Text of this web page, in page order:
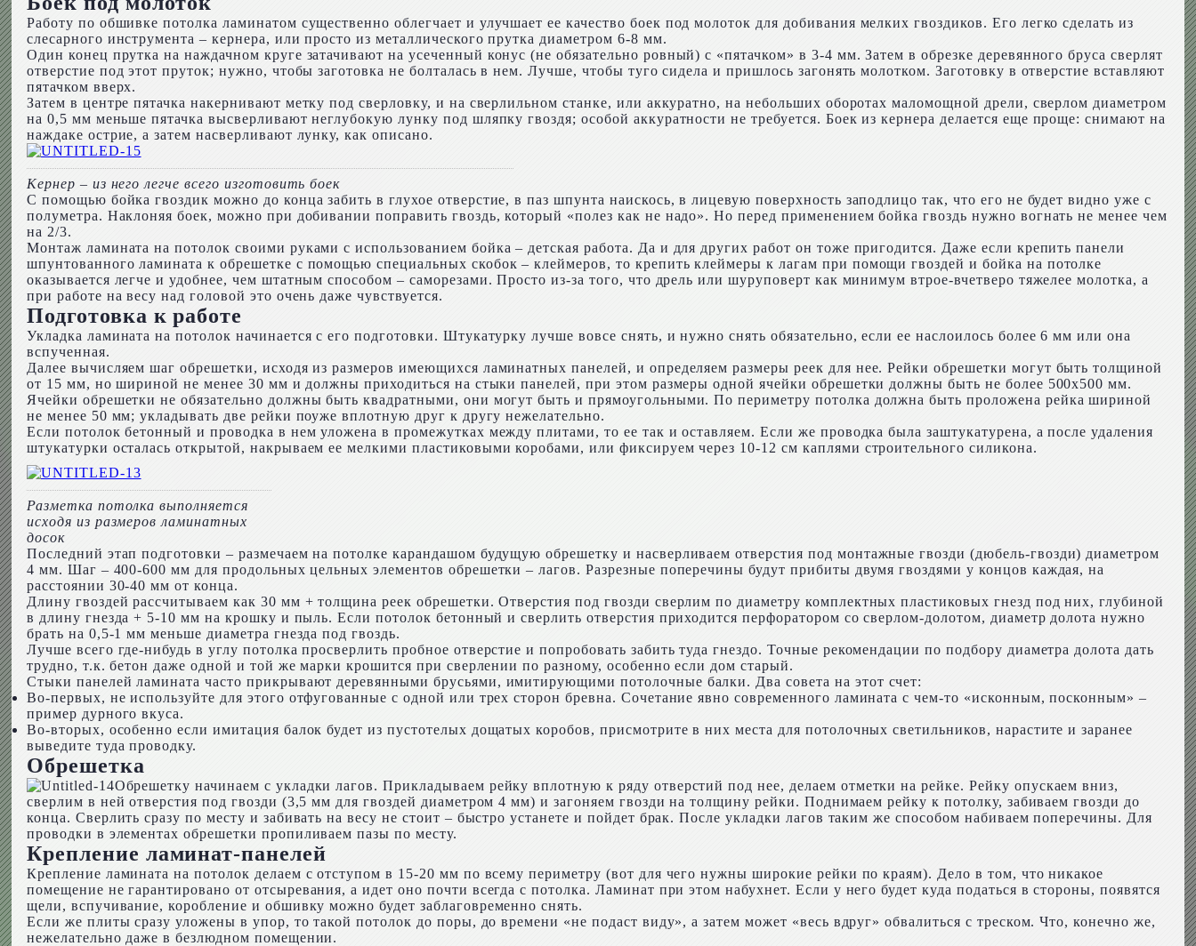
Работу по обшивке потолка ламинатом существенно облегчает и улучшает ее качество боек под молоток для добивания мелких гвоздиков. Его легко сделать из
слесарного инструмента – кернера, или просто из металлического прутка диаметром 6-8 мм.
Один конец прутка на наждачном круге затачивают на усеченный конус (не обязательно ровный) с «пятачком» в 3-4 мм. Затем в обрезке деревянного бруса сверлят
отверстие под этот пруток; нужно, чтобы заготовка не болталась в нем. Лучше, чтобы туго сидела и пришлось загонять молотком. Заготовку в отверстие вставляют
пятачком вверх.
Затем в центре пятачка накернивают метку под сверловку, и на сверлильном станке, или аккуратно, на небольших оборотах маломощной дрели, сверлом диаметром
на 0,5 мм меньше пятачка высверливают неглубокую лунку под шляпку гвоздя; особой аккуратности не требуется. Боек из кернера делается еще проще: снимают на
наждаке острие, а затем насверливают лунку, как описано.
Кернер – из него легче всего изготовить боек
С помощью бойка гвоздик можно до конца забить в глухое отверстие, в паз шпунта наискось, в лицевую поверхность заподлицо так, что его не будет видно уже с
полуметра. Наклоняя боек, можно при добивании поправить гвоздь, который «полез как не надо». Но перед применением бойка гвоздь нужно вогнать не менее чем
на 2/3.
Монтаж ламината на потолок своими руками с использованием бойка – детская работа. Да и для других работ он тоже пригодится. Даже если крепить панели
шпунтованного ламината к обрешетке с помощью специальных скобок – клеймеров, то крепить клеймеры к лагам при помощи гвоздей и бойка на потолке
оказывается легче и удобнее, чем штатным способом – саморезами. Просто из-за того, что дрель или шуруповерт как минимум втрое-вчетверо тяжелее молотка, а
при работе на весу над головой это очень даже чувствуется.
Подготовка к работе
Укладка ламината на потолок начинается с его подготовки. Штукатурку лучше вовсе снять, и нужно снять обязательно, если ее наслоилось более 6 мм или она
вспученная.
Далее вычисляем шаг обрешетки, исходя из размеров имеющихся ламинатных панелей, и определяем размеры реек для нее. Рейки обрешетки могут быть толщиной
от 15 мм, но шириной не менее 30 мм и должны приходиться на стыки панелей, при этом размеры одной ячейки обрешетки должны быть не более 500х500 мм.
Ячейки обрешетки не обязательно должны быть квадратными, они могут быть и прямоугольными. По периметру потолка должна быть проложена рейка шириной
не менее 50 мм; укладывать две рейки поуже вплотную друг к другу нежелательно.
Если потолок бетонный и проводка в нем уложена в промежутках между плитами, то ее так и оставляем. Если же проводка была заштукатурена, а после удаления
штукатурки осталась открытой, накрываем ее мелкими пластиковыми коробами, или фиксируем через 10-12 см каплями строительного силикона.
Разметка потолка выполняется
исходя из размеров ламинатных
досок
Последний этап подготовки – размечаем на потолке карандашом будущую обрешетку и насверливаем отверстия под монтажные гвозди (дюбель-гвозди) диаметром
4 мм. Шаг – 400-600 мм для продольных цельных элементов обрешетки – лагов. Разрезные поперечины будут прибиты двумя гвоздями у концов каждая, на
расстоянии 30-40 мм от конца.
Длину гвоздей рассчитываем как 30 мм + толщина реек обрешетки. Отверстия под гвозди сверлим по диаметру комплектных пластиковых гнезд под них, глубиной
в длину гнезда + 5-10 мм на крошку и пыль. Если потолок бетонный и сверлить отверстия приходится перфоратором со сверлом-долотом, диаметр долота нужно
брать на 0,5-1 мм меньше диаметра гнезда под гвоздь.
Лучше всего где-нибудь в углу потолка просверлить пробное отверстие и попробовать забить туда гнездо. Точные рекомендации по подбору диаметра долота дать
трудно, т.к. бетон даже одной и той же марки крошится при сверлении по разному, особенно если дом старый.
Стыки панелей ламината часто прикрывают деревянными брусьями, имитирующими потолочные балки. Два совета на этот счет:
Во-первых, не используйте для этого отфугованные с одной или трех сторон бревна. Сочетание явно современного ламината с чем-то «исконным, посконным» –
пример дурного вкуса.
Во-вторых, особенно если имитация балок будет из пустотелых дощатых коробов, присмотрите в них места для потолочных светильников, нарастите и заранее
выведите туда проводку.
Обрешетка
Обрешетку начинаем с укладки лагов. Прикладываем рейку вплотную к ряду отверстий под нее, делаем отметки на рейке. Рейку опускаем вниз,
сверлим в ней отверстия под гвозди (3,5 мм для гвоздей диаметром 4 мм) и загоняем гвозди на толщину рейки. Поднимаем рейку к потолку, забиваем гвозди до
конца. Сверлить сразу по месту и забивать на весу не стоит – быстро устанете и пойдет брак. После укладки лагов таким же способом набиваем поперечины. Для
проводки в элементах обрешетки пропиливаем пазы по месту.
Крепление ламинат-панелей
Крепление ламината на потолок делаем с отступом в 15-20 мм по всему периметру (вот для чего нужны широкие рейки по краям). Дело в том, что никакое
помещение не гарантировано от отсыревания, а идет оно почти всегда с потолка. Ламинат при этом набухнет. Если у него будет куда податься в стороны, появятся
щели, вспучивание, коробление и обшивку можно будет заблаговременно снять.
Если же плиты сразу уложены в упор, то такой потолок до поры, до времени «не подаст виду», а затем может «весь вдруг» обвалиться с треском. Что, конечно же,
нежелательно даже в безлюдном помещении.